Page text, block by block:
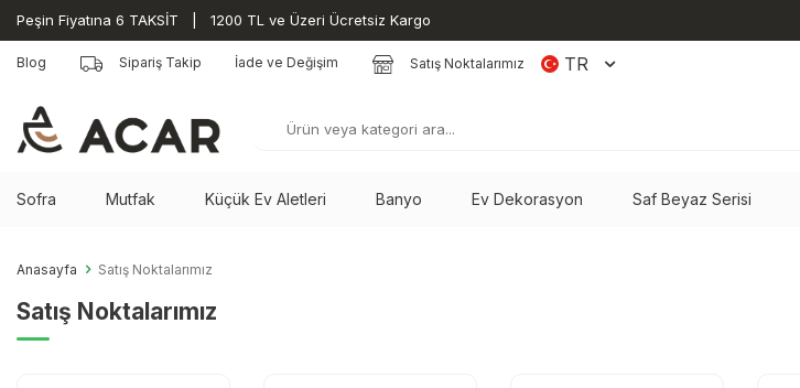
Peşin Fiyatına 6 TAKSİT | 1200 TL ve Üzeri Ücretsiz Kargo
Blog Sipariş Takip İade ve Değişim Satış Noktalarımız TR
Sofra Mutfak Küçük Ev Aletleri Banyo Ev Dekorasyon Saf Beyaz Serisi
Anasayfa Satış Noktalarımız
Satış Noktalarımız